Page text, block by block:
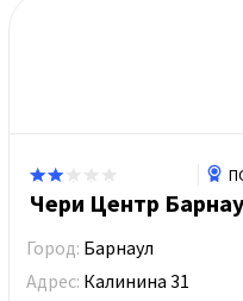
Чери Центр
Город: Барнаул
Адрес: Калинина 31